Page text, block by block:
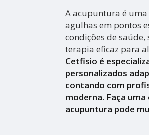
A acupuntura é
agulhas em pontos
condições de
terapia eficaz para
Cetfisio é
personalizados
contando com
moderna. Faça
acupuntura pode